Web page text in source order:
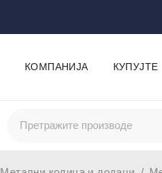
КОМПАНИЈА КУПУЈТЕ